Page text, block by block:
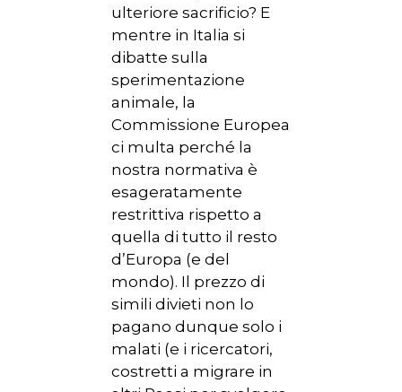
ulteriore sacrificio? E
mentre in Italia si
dibatte sulla
sperimentazione
animale, la
Commissione Europea
ci multa perché la
nostra normativa è
esageratamente
restrittiva rispetto a
quella di tutto il resto
d’Europa (e del
mondo). Il prezzo di
simili divieti non lo
pagano dunque solo i
malati (e i ricercatori,
costretti a migrare in